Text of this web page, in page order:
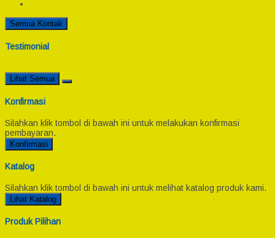
Semua Kontak
Testimonial
Lihat Semua
Konfirmasi
Silahkan klik tombol di bawah ini untuk melakukan konfirmasi
pembayaran.
Konfirmasi
Katalog
Silahkan klik tombol di bawah ini untuk melihat katalog produk kami.
Lihat Katalog
Produk Pilihan